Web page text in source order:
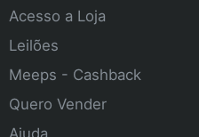
Acesso a Loja
Leilões
Meeps - Cashback
Quero Vender
Ajuda